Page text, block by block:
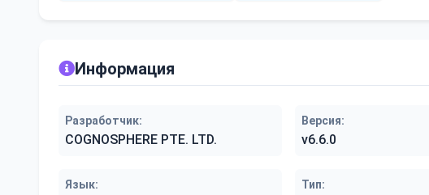
Информация
Разработчик:
COGNOSPHERE PTE. LTD.
Версия:
v6.6.0
Язык: Тип: